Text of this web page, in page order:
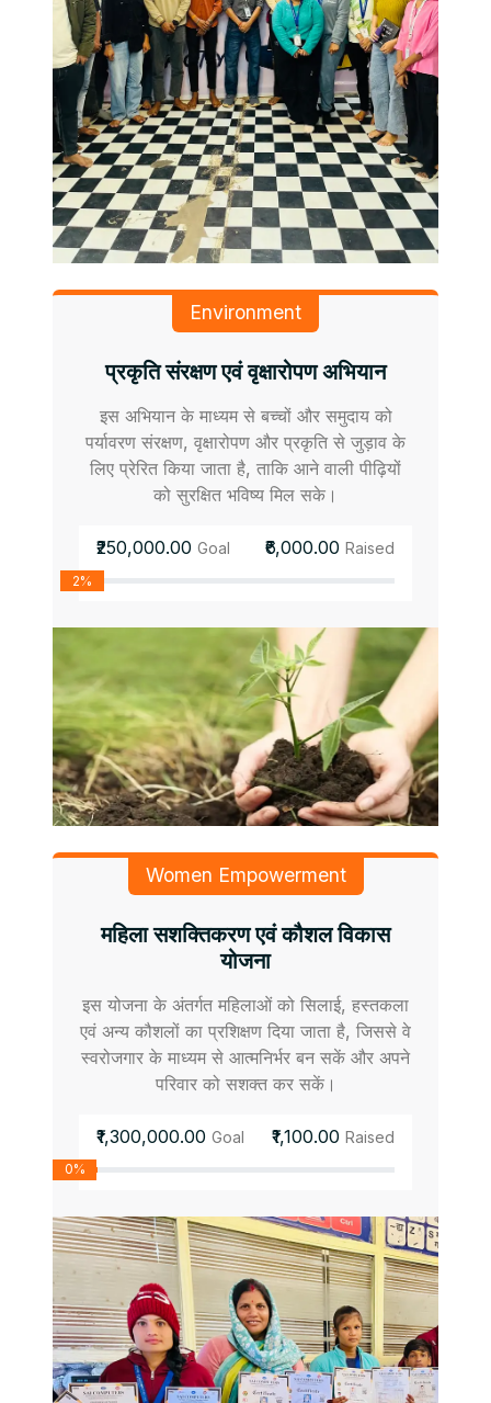
Environment
प्रकृति संरक्षण एवं वृक्षारोपण अभियान
इस अभियान के माध्यम से बच्चों और समुदाय को
पर्यावरण संरक्षण, वृक्षारोपण और प्रकृति से जुड़ाव के
लिए प्रेरित किया जाता है, ताकि आने वाली पीढ़ियों
को सुरक्षित भविष्य मिल सके।
₹250,000.00 Goal ₹6,000.00 Raised
2%
Women Empowerment
महिला सशक्तिकरण एवं कौशल विकास
योजना
इस योजना के अंतर्गत महिलाओं को सिलाई, हस्तकला
एवं अन्य कौशलों का प्रशिक्षण दिया जाता है, जिससे वे
स्वरोजगार के माध्यम से आत्मनिर्भर बन सकें और अपने
परिवार को सशक्त कर सकें।
₹1,300,000.00 Goal ₹1,100.00 Raised
0%